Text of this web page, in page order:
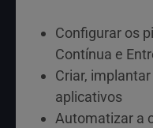
Configurar os
Contínua e
Criar,
aplicativos
Automatizar a